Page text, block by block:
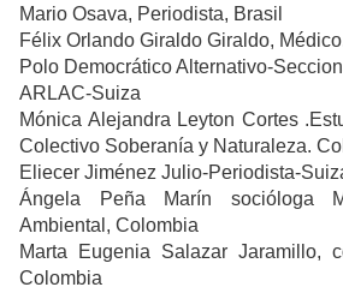
Mario Osava, Periodista, Brasil
Félix Orlando Giraldo Giraldo,
Polo Democrático Alternativo-
ARLAC-Suiza
Mónica Alejandra Leyton Cortes
Colectivo Soberanía y Naturaleza.
Eliecer Jiménez Julio-Periodista-
Ángela Peña Marín socióloga
Ambiental, Colombia
Marta Eugenia Salazar Jaramillo,
Colombia